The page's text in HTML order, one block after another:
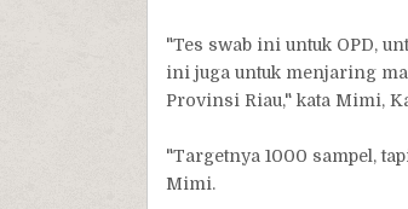
"Tes swab ini untuk OPD,
ini juga untuk menjaring
Provinsi Riau," kata Mimi,
"Targetnya 1000 sampel,
Mimi.